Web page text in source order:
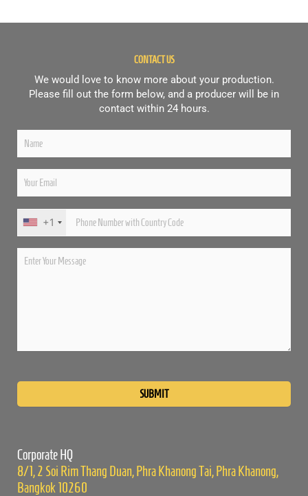
CONTACT US
We would love to know more about your production.
Please fill out the form below, and a producer will be in
contact within 24 hours.
+1
Corporate HQ
8/1, 2 Soi Rim Thang Duan, Phra Khanong Tai, Phra Khanong,
Bangkok 10260